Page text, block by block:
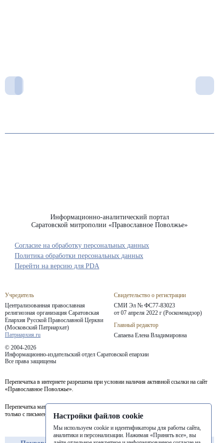
Информационно-аналитический портал
Саратовской митрополии «Православное Поволжье»
Учредитель
Централизованная православная
религиозная организация Саратовская
Епархия Русской Православной Церкви
(Московский Патриархат)
Патриархия.ru
Свидетельство о регистрации
СМИ Эл № ФС77-83023
от 07 апреля 2022 г (Роскомнадзор)
Главный редактор
Сапаева Елена Владимировна
© 2004-2026
Информационно-издательский отдел Саратовской епархии
Все права защищены
Согласие на обработку персональных данных
Политика обработки персональных данных
Перепечатка в интернете разрешена при условии наличия активной ссылки на сайт
«Православное Поволжье».
Перепечатка материалов портала в печатных изданиях (книгах, прессе) возможна
только с письменного разрешения редакции.
Перейти на версию для PDA
Настройки файлов cookie
Мы используем cookie и идентификаторы для работы сайта,
аналитики и персонализации. Нажимая «Принять все», вы